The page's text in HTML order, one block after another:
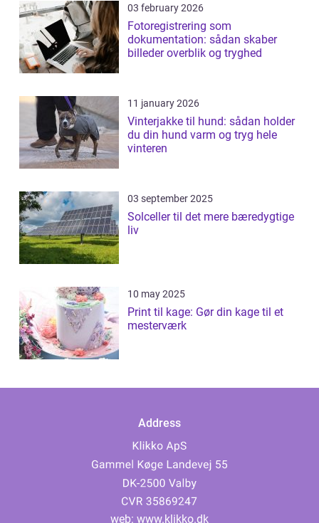
03 february 2026
Fotoregistrering som
dokumentation: sådan skaber
billeder overblik og tryghed
11 january 2026
Vinterjakke til hund: sådan holder
du din hund varm og tryg hele
vinteren
03 september 2025
Solceller til det mere bæredygtige
liv
10 may 2025
Print til kage: Gør din kage til et
mesterværk
Address
web: www.klikko.dk